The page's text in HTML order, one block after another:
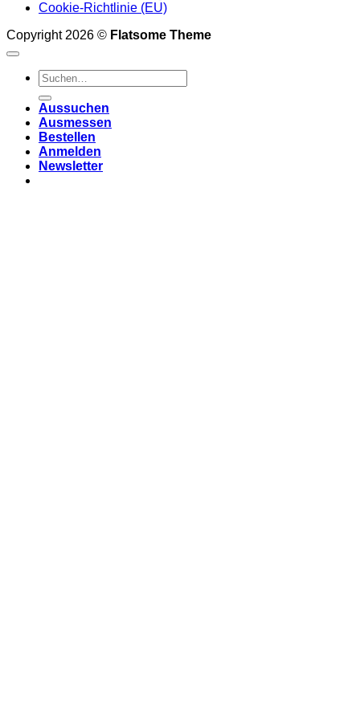
Cookie-Richtlinie (EU)
Copyright 2026 © Flatsome Theme
Suchen
nach:
Aussuchen
Ausmessen
Bestellen
Anmelden
Newsletter